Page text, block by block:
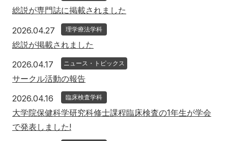
総説が専門誌に掲載されました
2026.04.27 2026年4月27日
理学療法学科
総説が掲載されました
2026.04.17 2026年4月17日
ニュース・トピックス
サークル活動の報告
2026.04.16 2026年4月16日
臨床検査学科
大学院保健科学研究科修士課程臨床検査の1年生が学会
で発表しました!